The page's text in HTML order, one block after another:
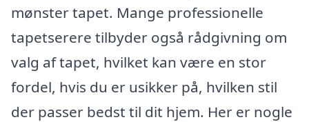
mønster tapet. Mange professionelle
tapetserere tilbyder også rådgivning om
valg af tapet, hvilket kan være en stor
fordel, hvis du er usikker på, hvilken stil
der passer bedst til dit hjem. Her er nogle